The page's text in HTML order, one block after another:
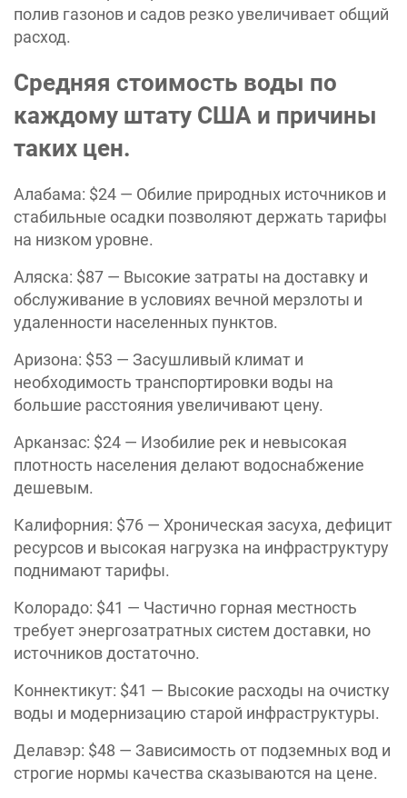
полив газонов и садов резко увеличивает общий
расход.
Средняя стоимость воды по
каждому штату США и причины
таких цен.
Алабама: $24 — Обилие природных источников и
стабильные осадки позволяют держать тарифы
на низком уровне.
Аляска: $87 — Высокие затраты на доставку и
обслуживание в условиях вечной мерзлоты и
удаленности населенных пунктов.
Аризона: $53 — Засушливый климат и
необходимость транспортировки воды на
большие расстояния увеличивают цену.
Арканзас: $24 — Изобилие рек и невысокая
плотность населения делают водоснабжение
дешевым.
Калифорния: $76 — Хроническая засуха, дефицит
ресурсов и высокая нагрузка на инфраструктуру
поднимают тарифы.
Колорадо: $41 — Частично горная местность
требует энергозатратных систем доставки, но
источников достаточно.
Коннектикут: $41 — Высокие расходы на очистку
воды и модернизацию старой инфраструктуры.
Делавэр: $48 — Зависимость от подземных вод и
строгие нормы качества сказываются на цене.